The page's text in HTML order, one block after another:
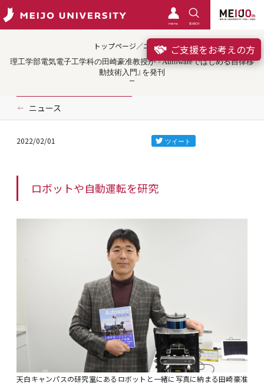
meimo SEARCH
ご支援をお考えの方
トップページ／ニュース
理工学部電気電子工学科の田崎豪准教授が 『Autowareではじめる自律移
動技術入門』を発刊
ニュース
2022/02/01
ロボットや自動運転を研究
天白キャンパスの研究室にあるロボットと一緒に写真に納まる田崎豪准